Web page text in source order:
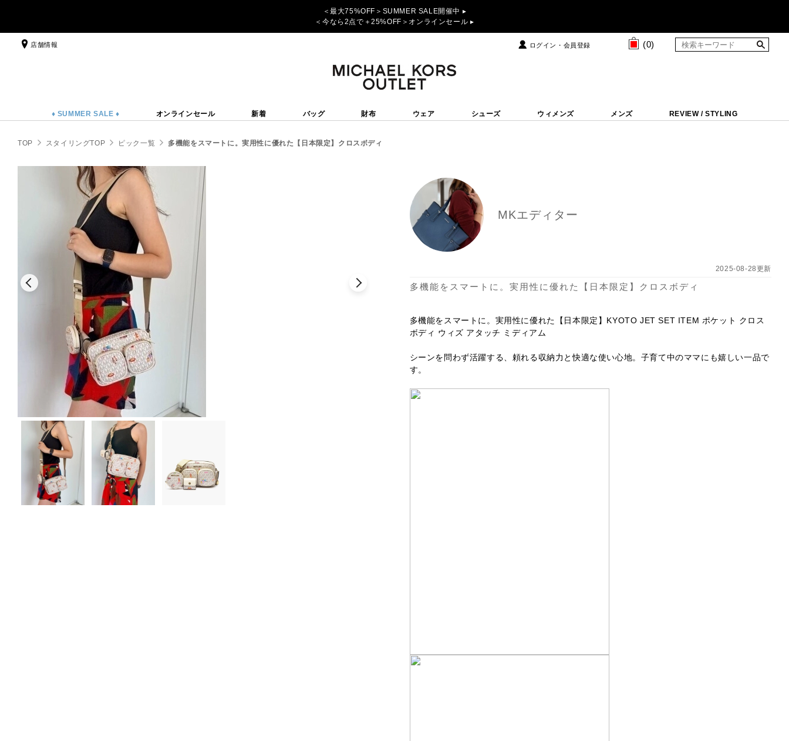
＜最大75%OFF＞SUMMER SALE開催中 ▸
＜今なら2点で＋25%OFF＞オンラインセール ▸
店舗情報 ログイン・会員登録 (0)
♦ SUMMER SALE ♦ オンラインセール 新着 バッグ 財布 ウェア シューズ ウィメンズ メンズ REVIEW / STYLING
TOP スタイリングTOP ピック一覧 多機能をスマートに。実用性に優れた【日本限定】クロスボディ
MKエディター
2025-08-28更新
多機能をスマートに。実用性に優れた【日本限定】クロスボディ
多機能をスマートに。実用性に優れた【日本限定】KYOTO JET SET ITEM ポケット クロス
ボディ ウィズ アタッチ ミディアム
シーンを問わず活躍する、頼れる収納力と快適な使い心地。子育て中のママにも嬉しい一品で
す。